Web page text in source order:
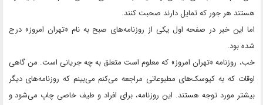
هستند هر جور که تمایل دارند صحبت کنند.
اما این خبر در صفحه اول یکی از روزنامه‌های صبح به نام «تهران امروز» درج
شده بود.
خب، روزنامه «تهران امروز» که معلوم است متعلق به چه جریانی است. من گاهی
اوقات که به کیوسک‌های مطبوعاتی مراجعه می‌کنم می‌بینم که روزنامه‌های دیگر
بیشتر مورد توجه هستند. این روزنامه، برای افراد و طیف خاصی چاپ می‌شود و